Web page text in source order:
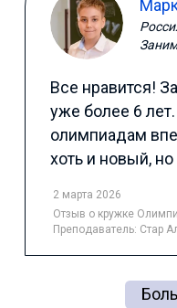
Все нравится!
уже более 6
олимпиадам
хоть и новый,
2 марта 2026
Отзыв о кружке
Преподаватель: Стар